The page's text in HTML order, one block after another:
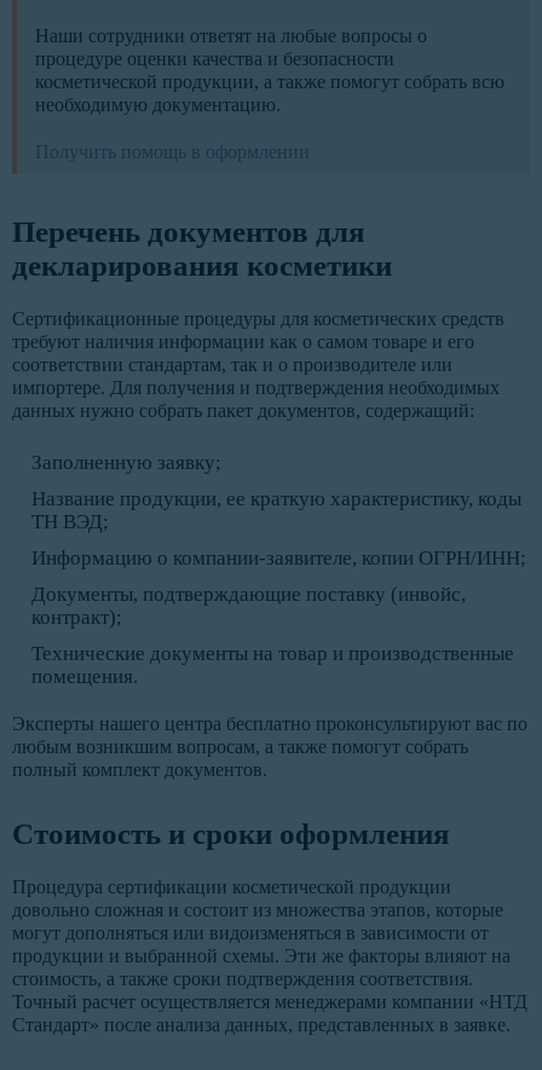
Наши сотрудники ответят на любые вопросы о
процедуре оценки качества и безопасности
косметической продукции, а также помогут собрать всю
необходимую документацию.
Получить помощь в оформлении
Перечень документов для
декларирования косметики
Сертификационные процедуры для косметических средств
требуют наличия информации как о самом товаре и его
соответствии стандартам, так и о производителе или
импортере. Для получения и подтверждения необходимых
данных нужно собрать пакет документов, содержащий:
Заполненную заявку;
Название продукции, ее краткую характеристику, коды
ТН ВЭД;
Информацию о компании-заявителе, копии ОГРН/ИНН;
Документы, подтверждающие поставку (инвойс,
контракт);
Технические документы на товар и производственные
помещения.
Эксперты нашего центра бесплатно проконсультируют вас по
любым возникшим вопросам, а также помогут собрать
полный комплект документов.
Стоимость и сроки оформления
Процедура сертификации косметической продукции
довольно сложная и состоит из множества этапов, которые
могут дополняться или видоизменяться в зависимости от
продукции и выбранной схемы. Эти же факторы влияют на
стоимость, а также сроки подтверждения соответствия.
Точный расчет осуществляется менеджерами компании «НТД
Стандарт» после анализа данных, представленных в заявке.